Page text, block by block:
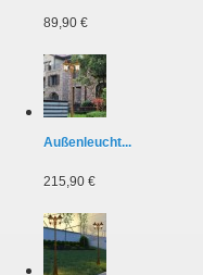
89,90 €
Außenleucht...
215,90 €